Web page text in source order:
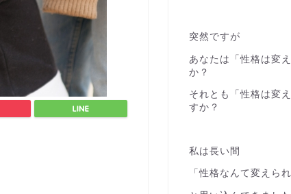
突然ですが
あなたは「性格は変
か？
それとも「性格は変
すか？
私は長い間
「性格なんて変えら